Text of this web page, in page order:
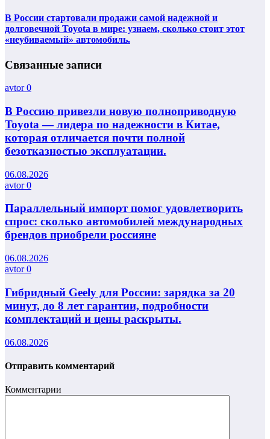
В России стартовали продажи самой надежной и
долговечной Toyota в мире: узнаем, сколько стоит этот
«неубиваемый» автомобиль.
Связанные записи
avtor0
В Россию привезли новую полноприводную
Toyota — лидера по надежности в Китае,
которая отличается почти полной
безотказностью эксплуатации.
06.08.2026
avtor0
Параллельный импорт помог удовлетворить
спрос: сколько автомобилей международных
брендов приобрели россияне
06.08.2026
avtor0
Гибридный Geely для России: зарядка за 20
минут, до 8 лет гарантии, подробности
комплектаций и цены раскрыты.
06.08.2026
Отправить комментарий
Комментарии